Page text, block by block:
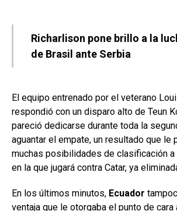
Richarlison pone brillo a la
de Brasil ante Serbia
El equipo entrenado por el veterano
respondió con un disparo alto de Teun
pareció dedicarse durante toda la
aguantar el empate, un resultado que le
muchas posibilidades de clasificación a
en la que jugará contra Catar, ya
En los últimos minutos, Ecuador
ventaja que le otorgaba el punto de cara